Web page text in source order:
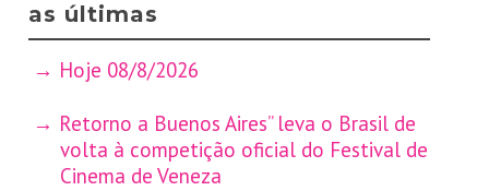
as últimas
Hoje 08/8/2026
Retorno a Buenos Aires” leva o Brasil de
volta à competição oficial do Festival de
Cinema de Veneza